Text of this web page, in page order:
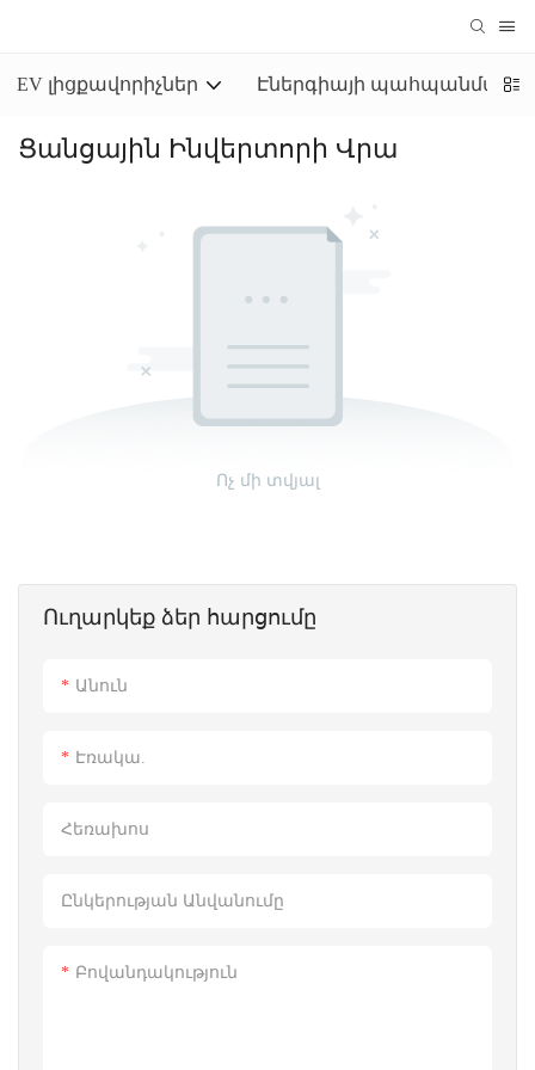
EV լիցքավորիչներ Էներգիայի պահպանման
Ցանցային Ինվերտորի Վրա
Ուղարկեք ձեր հարցումը
Անուն
Էռակա.
Հեռախոս
Ընկերության Անվանումը
Բովանդակություն
Ոչ մի տվյալ